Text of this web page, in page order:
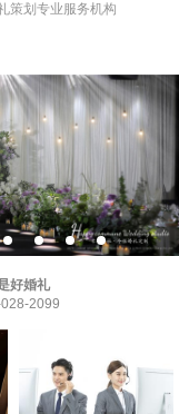
策划专业服务机构
好婚礼
2099